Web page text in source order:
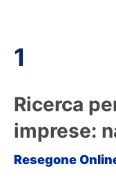
1
Ricerca
imprese:
Resegone